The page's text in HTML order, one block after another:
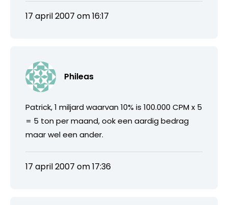
17 april 2007 om 16:17
Phileas
Patrick, 1 miljard waarvan 10% is 100.000 CPM x 5
= 5 ton per maand, ook een aardig bedrag
maar wel een ander.
17 april 2007 om 17:36